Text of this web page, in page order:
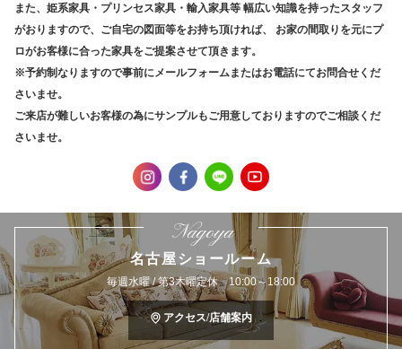
また、姫系家具・プリンセス家具・輸入家具等 幅広い知識を持ったスタッフ
がおりますので、ご自宅の図面等をお持ち頂ければ、
お家の間取りを元にプ
ロがお客様に合った家具をご提案させて頂きます。
※予約制なりますので事前にメールフォームまたはお電話にてお問合せくだ
さいませ。
ご来店が難しいお客様の為にサンプルもご用意しておりますのでご相談くだ
さいませ。
Nagoya
名古屋ショールーム
毎週水曜 / 第3木曜定休 10:00～18:00
アクセス/店舗案内